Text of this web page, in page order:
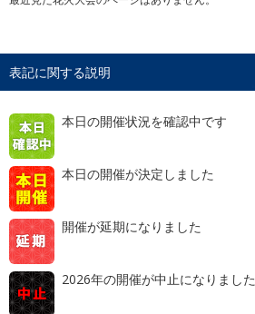
表記に関する説明
本日の開催状況を確認中です
本日の開催が決定しました
開催が延期になりました
2026年の開催が中止になりました